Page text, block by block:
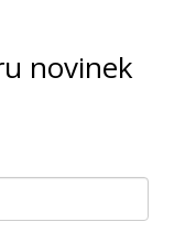
novinek